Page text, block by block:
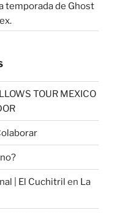
temporada de Ghost
TOUR MEXICO
| El Cuchitril en La